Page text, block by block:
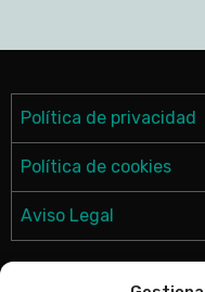
Política de privacidad
Política de cookies
Aviso Legal